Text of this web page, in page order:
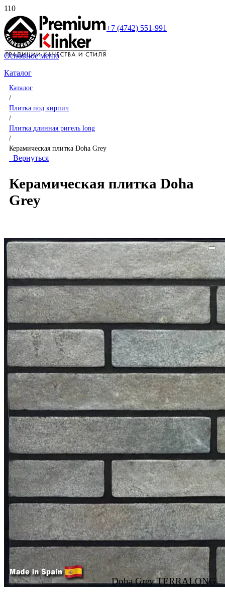
+7 (4742) 551-991
Основное меню
Каталог
Каталог
/
Плитка под кирпич
/
Плитка длинная ригель long
/
Керамическая плитка Doha Grey
Вернуться
Керамическая плитка Doha
Grey
Doha Grey TERRALONG